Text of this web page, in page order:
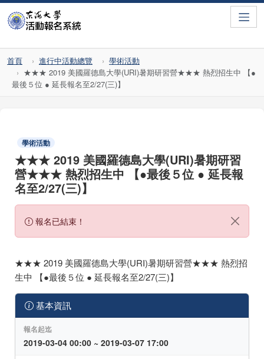
首頁 進行中活動總覽
學術活動
★★★ 2019 美國羅德島大學(URI)暑期研習營★★★ 熱烈招生中 【●
最後５位 ● 延長報名至2/27(三)】
學術活動
★★★ 2019 美國羅德島大學(URI)暑期研習
營★★★ 熱烈招生中 【●最後５位 ● 延長報
名至2/27(三)】
報名已結束！
★★★ 2019 美國羅德島大學(URI)暑期研習營★★★ 熱烈招
生中 【●最後５位 ● 延長報名至2/27(三)】
基本資訊
報名起迄
2019-03-04 00:00 ~ 2019-03-07 17:00